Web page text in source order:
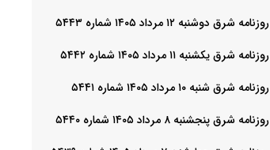
روزنامه شرق دوشنبه ۱۲ مرداد ۱۴۰۵ شماره ۵۴۴۳
روزنامه شرق یکشنبه ۱۱ مرداد ۱۴۰۵ شماره ۵۴۴۲
روزنامه شرق شنبه ۱۰ مرداد ۱۴۰۵ شماره ۵۴۴۱
روزنامه شرق پنجشنبه ۸ مرداد ۱۴۰۵ شماره ۵۴۴۰